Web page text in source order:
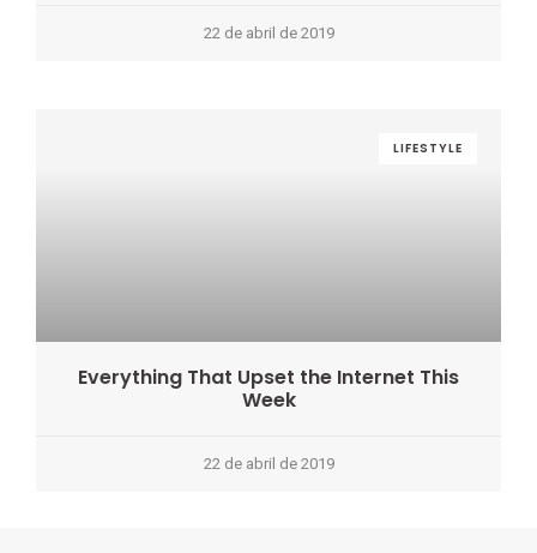
22 de abril de 2019
LIFESTYLE
Everything That Upset the Internet This
Week
22 de abril de 2019